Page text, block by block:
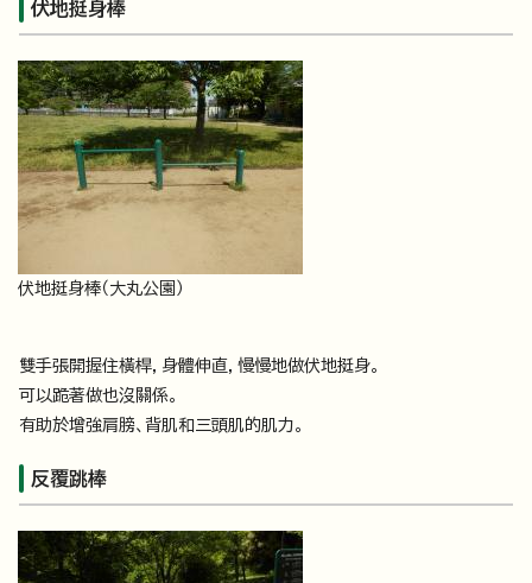
伏地挺身棒
伏地挺身棒（大丸公園）
雙手張開握住橫桿，身體伸直，慢慢地做伏地挺身。
可以跪著做也沒關係。
有助於增強肩膀、背肌和三頭肌的肌力。
反覆跳棒